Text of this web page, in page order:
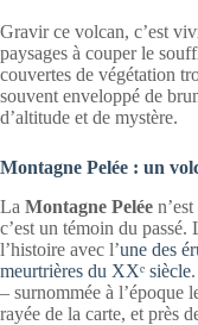
Gravir ce volcan, c’est
paysages à couper le
couvertes de végétation
souvent enveloppé de
d’altitude et de mystère.
Montagne Pelée : un
La Montagne Pelée
c’est un témoin du passé.
l’histoire avec l’une des
meurtrières du XXᵉ siècle
– surnommée à l’époque
rayée de la carte, et près